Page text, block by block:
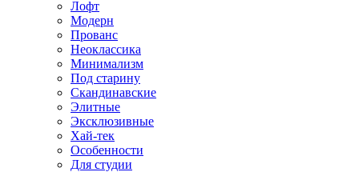
Лофт
Модерн
Прованс
Неоклассика
Минимализм
Под старину
Скандинавские
Элитные
Эксклюзивные
Хай-тек
Особенности
Для студии